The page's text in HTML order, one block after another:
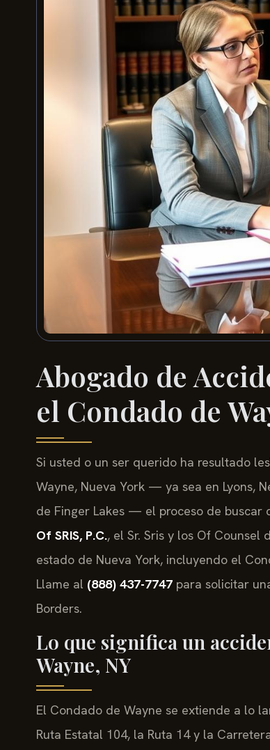
Abogado de
el Condado de
Si usted o un ser querido ha resultado
Wayne, Nueva York — ya sea en Lyons,
de Finger Lakes — el proceso de buscar
Of SRIS, P.C., el Sr. Sris y los Of
estado de Nueva York, incluyendo el
Llame al (888) 437-7747 para solicitar
Borders.
Lo que significa un
Wayne, NY
El Condado de Wayne se extiende a lo
Ruta Estatal 104, la Ruta 14 y la